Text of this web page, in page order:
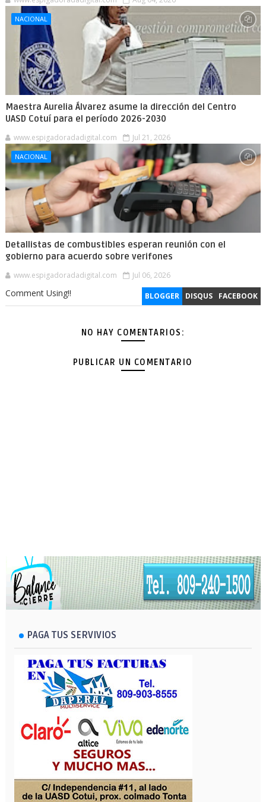
NACIONAL
Maestra Aurelia Álvarez asume la dirección del Centro
UASD Cotuí para el período 2026-2030
www.espigadoradadigital.com Jul 21, 2026
NACIONAL
Detallistas de combustibles esperan reunión con el
gobierno para acuerdo sobre verifones
www.espigadoradadigital.com Jul 06, 2026
BLOGGER DISQUS FACEBOOK
Comment Using!!
NO HAY COMENTARIOS:
PUBLICAR UN COMENTARIO
PAGA TUS SERVIVIOS